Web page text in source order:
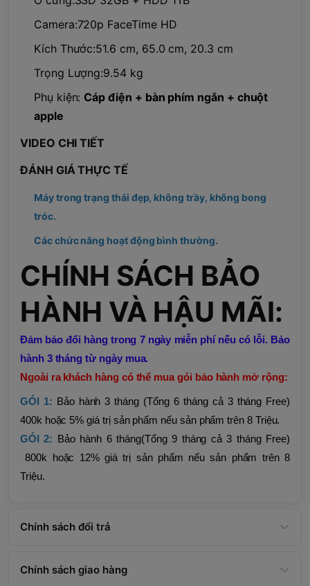
Camera:720p FaceTime HD
Kích Thước:51.6 cm, 65.0 cm, 20.3 cm
Trọng Lượng:9.54 kg
Phụ kiện: Cáp điện + bàn phím ngắn + chuột
apple
VIDEO CHI TIẾT
ĐÁNH GIÁ THỰC TẾ
Máy trong trạng thái đẹp, không trầy, không bong
tróc.
Các chức năng hoạt động bình thường.
CHÍNH SÁCH BẢO
HÀNH VÀ HẬU MÃI:
Đảm bảo đổi hàng trong 7 ngày miễn phí nếu có lỗi. Bảo
hành 3 tháng từ ngày mua.
Ngoài ra khách hàng có thể mua gói bảo hành mở rộng:
GÓI 1: Bảo hành 3 tháng (Tổng 6 tháng cả 3 tháng Free)
400k hoặc 5% giá trị sản phẩm nếu sản phẩm trên 8 Triệu.
GÓI 2: Bảo hành 6 tháng(Tổng 9 tháng cả 3 tháng Free)
800k hoặc 12% giá trị sản phẩm nếu sản phẩm trên 8
Triệu.
Chính sách đổi trả
Chính sách giao hàng